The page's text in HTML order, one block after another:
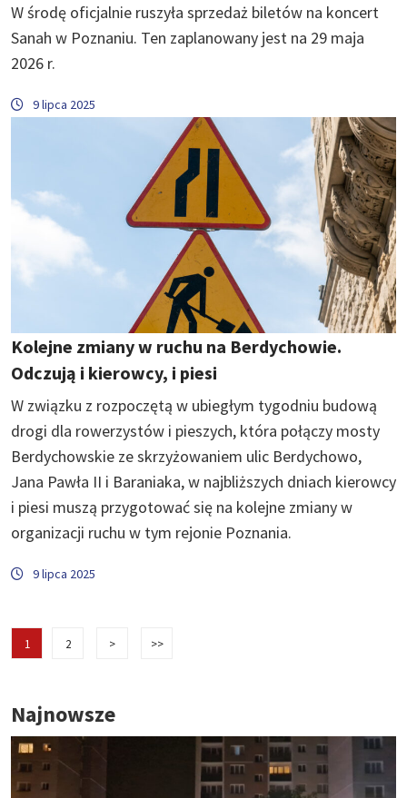
W środę oficjalnie ruszyła sprzedaż biletów na koncert
Sanah w Poznaniu. Ten zaplanowany jest na 29 maja
2026 r.
9 lipca 2025
Kolejne zmiany w ruchu na Berdychowie.
Odczują i kierowcy, i piesi
W związku z rozpoczętą w ubiegłym tygodniu budową
drogi dla rowerzystów i pieszych, która połączy mosty
Berdychowskie ze skrzyżowaniem ulic Berdychowo,
Jana Pawła II i Baraniaka, w najbliższych dniach kierowcy
i piesi muszą przygotować się na kolejne zmiany w
organizacji ruchu w tym rejonie Poznania.
9 lipca 2025
1 2 > >>
Najnowsze